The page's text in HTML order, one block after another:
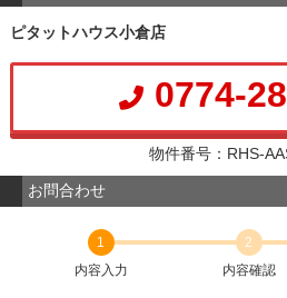
ピタットハウス小倉店
0774-
物件番号：RHS-
お問合わせ
1
内容入力
2
内容確認